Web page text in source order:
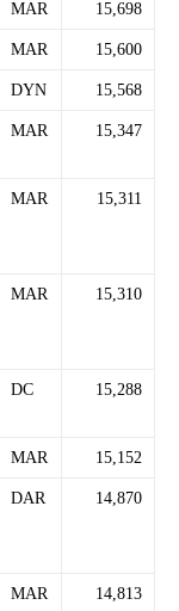
MAR 15,698
MAR 15,600
DYN 15,568
MAR 15,347
MAR 15,311
MAR 15,310
DC 15,288
MAR 15,152
DAR 14,870
MAR 14,813